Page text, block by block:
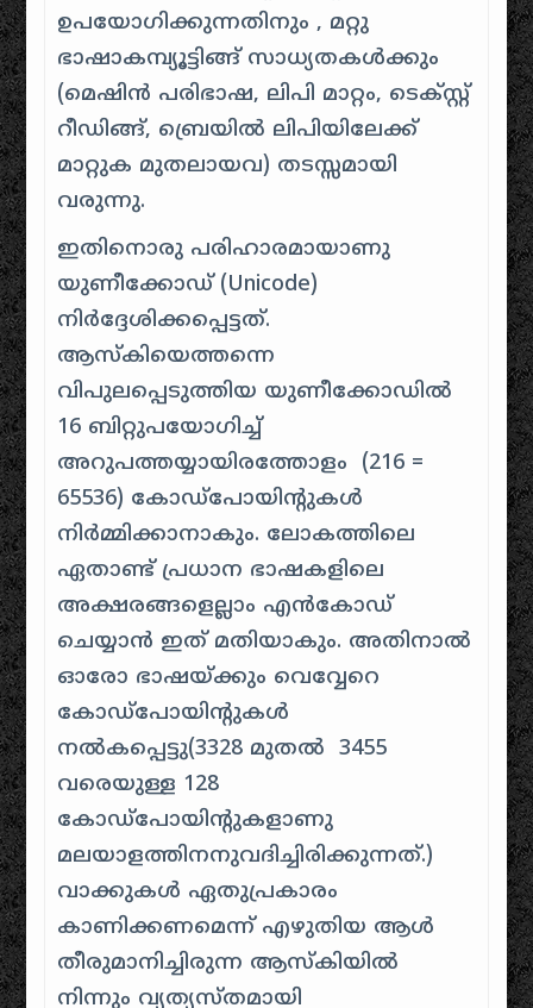
ഉപയോഗിക്കുന്നതിനും , മറ്റു
ഭാഷാകമ്പ്യൂട്ടിങ്ങ് സാധ്യതകൾക്കും
(മെഷിൻ പരിഭാഷ, ലിപി മാറ്റം, ടെക്സ്റ്റ്
റീഡിങ്ങ്, ബ്രെയിൽ ലിപിയിലേക്ക്
മാറ്റുക മുതലായവ) തടസ്സമായി
വരുന്നു.
ഇതിനൊരു പരിഹാരമായാണു
യുണീക്കോഡ് (Unicode)
നിർദ്ദേശിക്കപ്പെട്ടത്.
ആസ്കിയെത്തന്നെ
വിപുലപ്പെടുത്തിയ യുണീക്കോഡിൽ
16 ബിറ്റുപയോഗിച്ച്
അറുപത്തയ്യായിരത്തോളം (216 =
65536) കോഡ്‌പോയിന്റുകൾ
നിർമ്മിക്കാനാകും. ലോകത്തിലെ
ഏതാണ്ട് പ്രധാന ഭാഷകളിലെ
അക്ഷരങ്ങളെല്ലാം എൻകോഡ്
ചെയ്യാൻ ഇത് മതിയാകും. അതിനാൽ
ഓരോ ഭാഷയ്ക്കും വെവ്വേറെ
കോഡ്പോയിന്റുകൾ
നൽകപ്പെട്ടു(3328 മുതൽ 3455
വരെയുള്ള 128
കോഡ്പോയിന്റുകളാണു
മലയാളത്തിനനുവദിച്ചിരിക്കുന്നത്.)
വാക്കുകൾ ഏതുപ്രകാരം
കാണിക്കണമെന്ന് എഴുതിയ ആൾ
തീരുമാനിച്ചിരുന്ന ആസ്കിയിൽ
നിന്നും വ്യത്യസ്തമായി